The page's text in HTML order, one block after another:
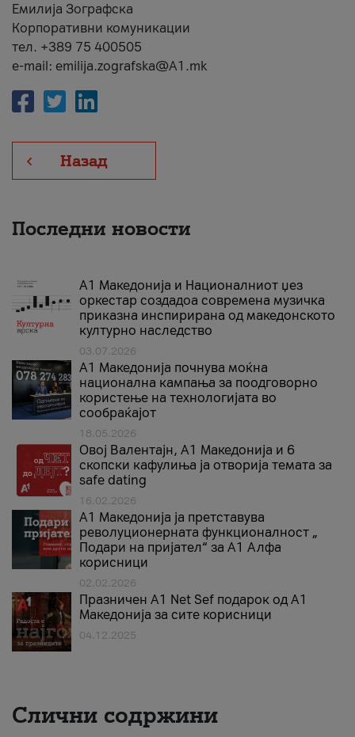
Емилија Зографска
Корпоративни комуникации
тел. +389 75 400505
e-mail: emilija.zografska@A1.mk
Назад
Последни новости
А1 Македонија и Националниот џез
оркестар создадоа современа музичка
приказна инспирирана од македонското
културно наследство
03.07.2026
A1 Македонија почнува моќна
национална кампања за поодговорно
користење на технологијата во
сообраќајот
18.05.2026
Овој Валентајн, A1 Македонија и 6
скопски кафулиња ја отворија темата за
safe dating
16.02.2026
А1 Македонија ја претставува
револуционерната функционалност „
Подари на пријател“ за А1 Алфа
корисници
02.02.2026
Празничен A1 Net Sеf подарок од А1
Македонија за сите корисници
04.12.2025
Слични содржини